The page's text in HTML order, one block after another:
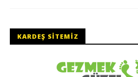
KARDEŞ SITEMIZ